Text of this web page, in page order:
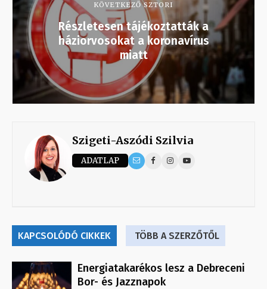
KÖVETKEZŐ SZTORI
Részletesen tájékoztatták a
háziorvosokat a koronavírus
miatt
Szigeti-Aszódi Szilvia
ADATLAP
KAPCSOLÓDÓ CIKKEK TÖBB A SZERZŐTŐL
Energiatakarékos lesz a Debreceni
Bor- és Jazznapok